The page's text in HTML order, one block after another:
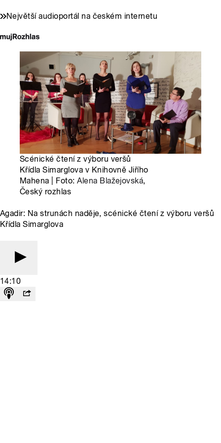
Největší audioportál na českém internetu
Scénické čtení z výboru veršů
Křídla Simarglova v Knihovně Jiřího
Mahena | Foto:Alena Blažejovská,
Český rozhlas
Agadir: Na strunách naděje, scénické čtení z výboru veršů
Křídla Simarglova
14:10